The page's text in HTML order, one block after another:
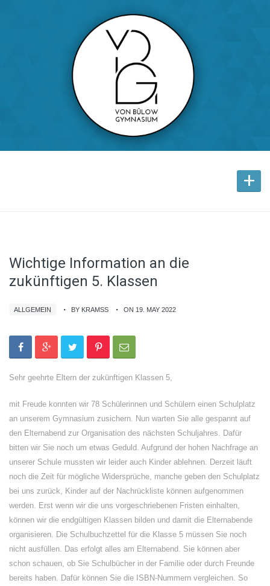
+
Wichtige Information an die
zukünftigen 5. Klassen
ALLGEMEIN BY KRAMSS ON 19. MAY 2022
Sehr geehrte Eltern der zukünftigen Klassen 5,
mit Freude konnten wir 78 Schülerinnen und Schülern einen Schulplatz
an unserem Gymnasium zusichern. Nun warten Sie alle gespannt auf
den Elternabend zur Organisation des nächsten Schuljahres. Dafür
bitten wir Sie noch um etwas Geduld. Aufgrund der hohen Nachfrage an
unserer Schule mussten wir leider auch Kinder ablehnen. Derzeit läuft
noch die Zeit für mögliche Widersprüche, manche geben den Schulplatz
bei uns zurück, Kinder auf der Nachrückliste können aufgenommen
werden. Erst wenn wir die uns vorgeschriebenen Fristen einhalten,
können wir die endgültigen Klassen bilden und damit die Elternabende
organisieren. Die Schulbuchzettel für die Klasse 5 müssen Sie noch
nicht ausfüllen. Das erfolgt alles am Elternabend. Sie können aber
schon schauen, ob Sie Schulbücher in der Familie oder durch Freunde
bereits haben. Dafür können Sie die ISBN-Nummern vergleichen. So